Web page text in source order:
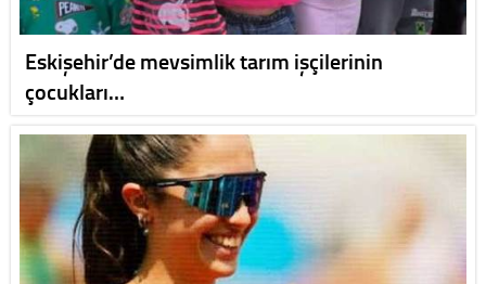
Eskişehir’de mevsimlik tarım işçilerinin
çocukları…